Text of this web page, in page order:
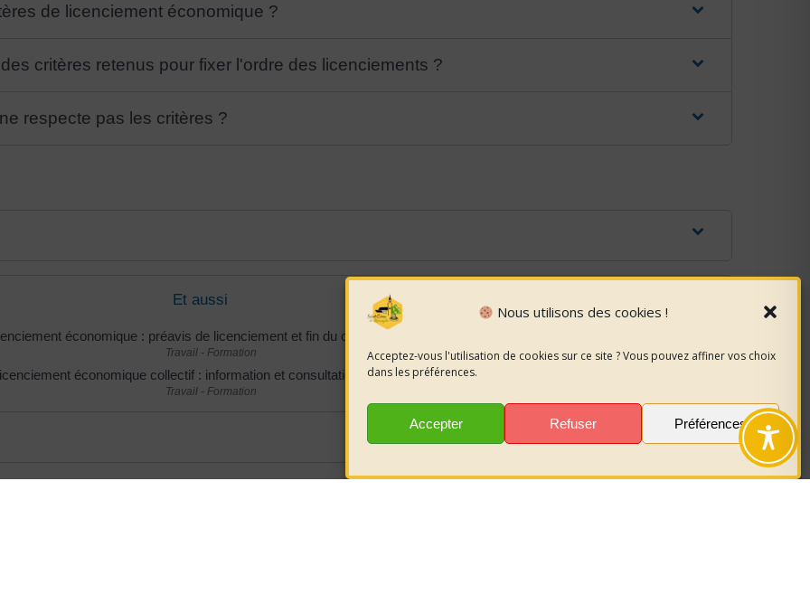
Nous utilisons des cookies !
Acceptez-vous l'utilisation de cookies sur ce site ? Vous pouvez affiner vos choix
dans les préférences.
Accepter Refuser Préférences
de licenciement économique ?
critères retenus pour fixer l'ordre des licenciements ?
respecte pas les critères ?
Et aussi
économique : préavis de licenciement et fin du contrat de travail
Travail - Formation
économique collectif : information et consultation obligatoires
Travail - Formation